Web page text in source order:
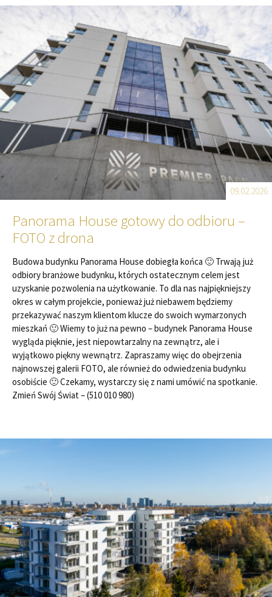
09.02.2026
Panorama House gotowy do odbioru –
FOTO z drona
Budowa budynku Panorama House dobiegła końca 🙂 Trwają już
odbiory branżowe budynku, których ostatecznym celem jest
uzyskanie pozwolenia na użytkowanie. To dla nas najpiękniejszy
okres w całym projekcie, ponieważ już niebawem będziemy
przekazywać naszym klientom klucze do swoich wymarzonych
mieszkań 🙂 Wiemy to już na pewno – budynek Panorama House
wygląda pięknie, jest niepowtarzalny na zewnątrz, ale i
wyjątkowo piękny wewnątrz. Zapraszamy więc do obejrzenia
najnowszej galerii FOTO, ale również do odwiedzenia budynku
osobiście 🙂 Czekamy, wystarczy się z nami umówić na spotkanie.
Zmień Swój Świat – (510 010 980)